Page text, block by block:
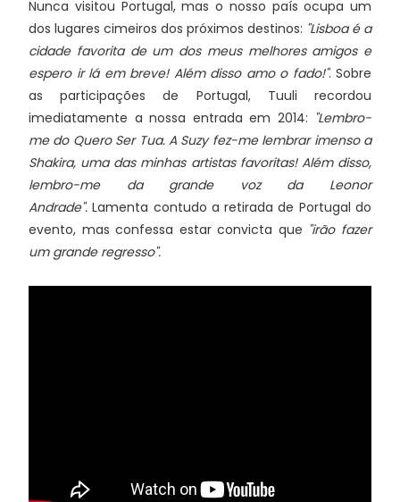
Nunca visitou Portugal, mas o nosso país ocupa um
dos lugares cimeiros dos próximos destinos: "Lisboa é a
cidade favorita de um dos meus melhores amigos e
espero ir lá em breve! Além disso amo o fado!". Sobre
as participações de Portugal, Tuuli recordou
imediatamente a nossa entrada em 2014: "Lembro-
me do Quero Ser Tua. A Suzy fez-me lembrar imenso a
Shakira, uma das minhas artistas favoritas! Além disso,
lembro-me da grande voz da Leonor
Andrade". Lamenta contudo a retirada de Portugal do
evento, mas confessa estar convicta que "irão fazer
um grande regresso".